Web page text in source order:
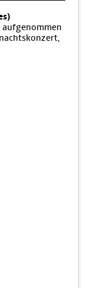
aufgenommen